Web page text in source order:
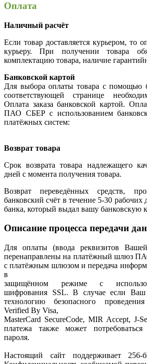
Оплата
Наличный расчёт
Если товар доставляется курьером, то
курьеру. При получении товара
комплектацию товара, наличие
Банковской картой
Для выбора оплаты товара с помощью
соответствующей странице
Оплата заказа банковской картой.
ПАО СБЕР с использованием
платёжных систем:
Возврат товара
Срок возврата товара надлежащего
дней с момента получения товара.
Возврат переведённых средств,
банковский счёт в течение 5-30 рабочих
банка, который выдал вашу банковскую
Описание процесса передачи
Для оплаты (ввода реквизитов
перенаправлены на платёжный шлюз
с платёжным шлюзом и передача
в
защищённом режиме с
шифрования SSL. В случае если Ваш
технологию безопасного
Verified By Visa,
MasterCard SecureCode, MIR Accept, J-
платежа также может потребоваться
пароля.
Настоящий сайт поддерживает 256-